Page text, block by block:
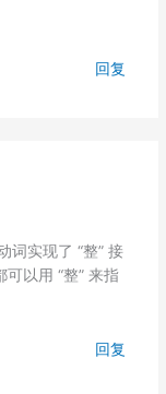
回复
词实现了 “整” 接
以用 “整” 来指
回复